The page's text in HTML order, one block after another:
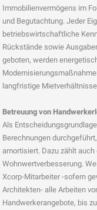
Immobilienvermögens im
und Begutachtung. Jeder
betriebswirtschaftliche
Rückstände sowie
geboten, werden
langfristige
Betreuung von
Als
Berechnungen
amortisiert. Dazu zählt
Wohnwertverbesserung.
Xcorp-Mitarbeiter -sofern
Architekten- alle Arbeiten
Handwerkerangebote, bis